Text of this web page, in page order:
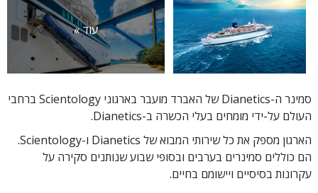
עוד »
סמינר ה-Dianetics של האברד מועבר בארגוני Scientology ברחבי
העולם על-ידי מומחים בעלי הכשרה ב-Dianetics.
הארגון מספק את כל שירותי המבוא של Dianetics ו-Scientology.
הם כוללים סמינרים בערבים ובסופי שבוע שנותנים סקירה על
עקרונות בסיסיים ויישומם בחיים.